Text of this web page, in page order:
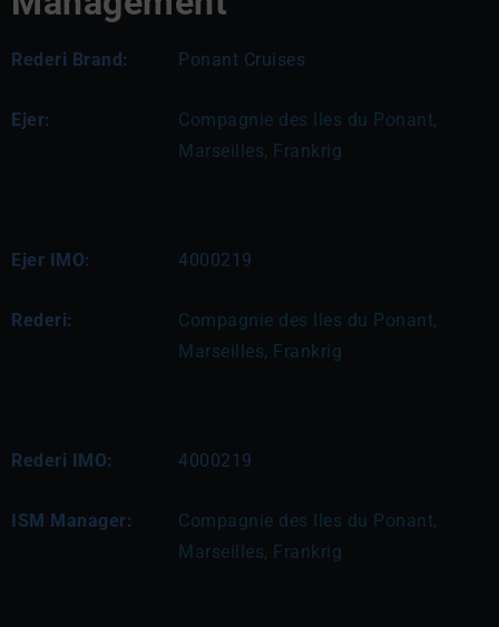
Rederi Brand: Ponant Cruises
Ejer:
Compagnie des Iles du Ponant,
Marseilles, Frankrig
Ejer IMO: 4000219
Rederi:
Compagnie des Iles du Ponant,
Marseilles, Frankrig
Rederi IMO: 4000219
ISM Manager:
Compagnie des Iles du Ponant,
Marseilles, Frankrig